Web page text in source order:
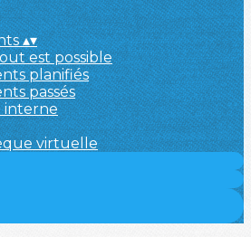
▴▾
est possible
planifiés
passés
interne
virtuelle